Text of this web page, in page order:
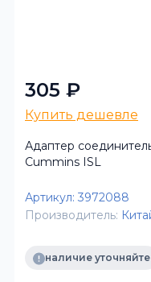
305 ₽
Купить дешевле
Адаптер
Cummins ISL
Артикул: 3972088
Производитель:
наличие уточняйте